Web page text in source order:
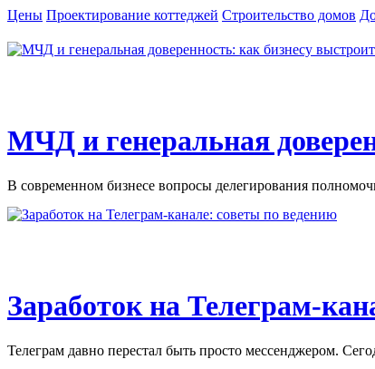
Цены Проектирование коттеджей Строительство домов
МЧД и генеральная
В современном бизнесе вопросы делегирования
Заработок на Телеграм-
Телеграм давно перестал быть просто мессенджером.